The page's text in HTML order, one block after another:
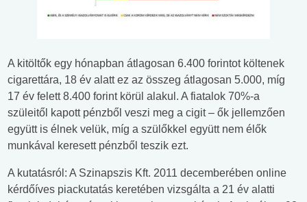
A kitöltők egy hónapban átlagosan 6.400 forintot költenek
cigarettára, 18 év alatt ez az összeg átlagosan 5.000, míg
17 év felett 8.400 forint körül alakul. A fiatalok 70%-a
szüleitől kapott pénzből veszi meg a cigit – ők jellemzően
együtt is élnek velük, míg a szülőkkel együtt nem élők
munkával keresett pénzből teszik ezt.
A kutatásról: A Szinapszis Kft. 2011 decemberében online
kérdőíves piackutatás keretében vizsgálta a 21 év alatti